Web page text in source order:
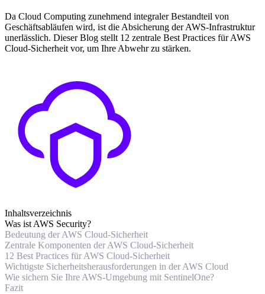
Da Cloud Computing zunehmend integraler Bestandteil von
Geschäftsabläufen wird, ist die Absicherung der AWS-Infrastruktur
unerlässlich. Dieser Blog stellt 12 zentrale Best Practices für AWS
Cloud-Sicherheit vor, um Ihre Abwehr zu stärken.
Inhaltsverzeichnis
Was ist AWS Security?
Bedeutung der AWS Cloud-Sicherheit
Zentrale Komponenten der AWS Cloud-Sicherheit
12 Best Practices für AWS Cloud-Sicherheit
Wichtigste Sicherheitsherausforderungen in der AWS Cloud
Wie sichern Sie Ihre AWS-Umgebung mit SentinelOne?
Fazit